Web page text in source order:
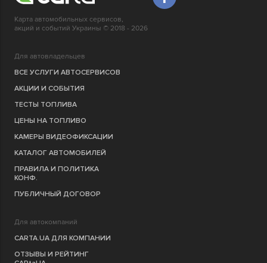
Карта автомобильных сервисов,
акций и событий Украины © 2018 - 2026
Для автовладельцев
ВСЕ УСЛУГИ АВТОСЕРВИСОВ
АКЦИИ И СОБЫТИЯ
ТЕСТЫ ТОПЛИВА
ЦЕНЫ НА ТОПЛИВО
КАМЕРЫ ВИДЕОФИКСАЦИИ
КАТАЛОГ АВТОМОБИЛЕЙ
ПРАВИЛА И ПОЛИТИКА
КОНФ.
ПУБЛИЧНЫЙ ДОГОВОР
Для автокомпаний
CARTA.UA ДЛЯ КОМПАНИИ
ОТЗЫВЫ И РЕЙТИНГ